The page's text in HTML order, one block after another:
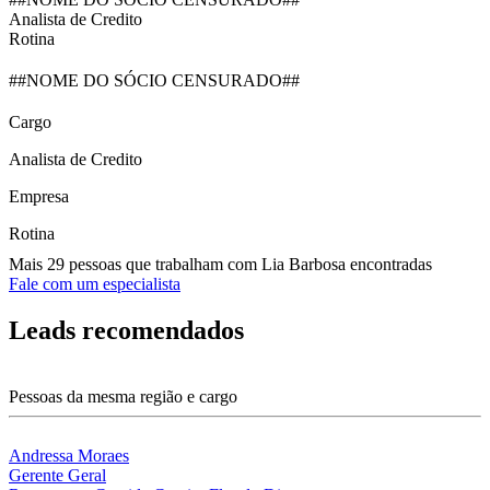
Analista de Credito
Rotina
##NOME DO SÓCIO CENSURADO##
Cargo
Analista de Credito
Empresa
Rotina
Mais 29 pessoas que trabalham com Lia Barbosa encontradas
Fale com um especialista
Leads recomendados
Pessoas da mesma região e cargo
Andressa Moraes
Gerente Geral